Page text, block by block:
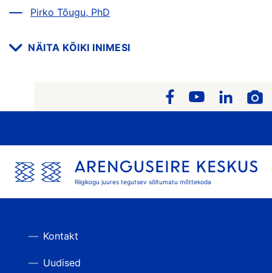
Pirko Tõugu, PhD
NÄITA KÕIKI INIMESI
Riigikogu juures tegutsev sõltumatu mõttekoda
Kontakt
Uudised